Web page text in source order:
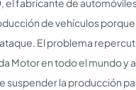
el fabricante de
de vehículos
El problema
Motor en todo el mundo y
suspender la producción